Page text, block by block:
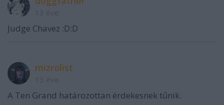
Judge Chavez :D:D
mizrolist
A Ten Grand határozottan érdekesnek tűnik.